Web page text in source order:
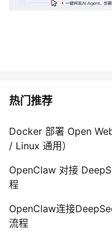
热门推荐
Docker 部署 Open
/ Linux 通用）
OpenClaw 对接
程
OpenClaw连接
流程